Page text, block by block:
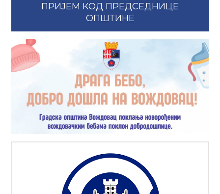
ПРИЈЕМ КОД ПРЕДСЕДНИЦЕ
ОПШТИНЕ